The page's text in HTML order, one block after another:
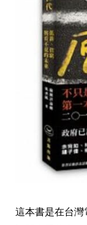
這本書是在台灣